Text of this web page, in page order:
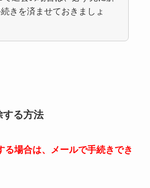
きを済ませておきましょ
する方法
る場合は、メールで手続きでき